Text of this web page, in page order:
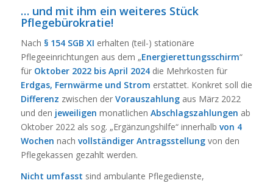
… und mit ihm ein weiteres Stück
Pflegebürokratie!
Nach § 154 SGB XI erhalten (teil-) stationäre
Pflegeeinrichtungen aus dem „Energierettungsschirm“
für Oktober 2022 bis April 2024die Mehrkosten für
Erdgas, Fernwärme und Strom erstattet. Konkret soll die
Differenz zwischen der Vorauszahlungaus März 2022
und den jeweiligen monatlichen Abschlagszahlungen ab
Oktober 2022 als sog. „Ergänzungshilfe“ innerhalb von 4
Wochen nach vollständiger Antragsstellungvon den
Pflegekassen gezahlt werden.
Nicht umfasst sind ambulante Pflegedienste,